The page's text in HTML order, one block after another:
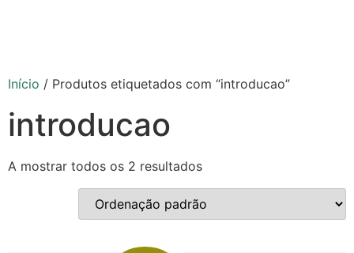
Início / Produtos etiquetados com “introducao”
introducao
A mostrar todos os 2 resultados